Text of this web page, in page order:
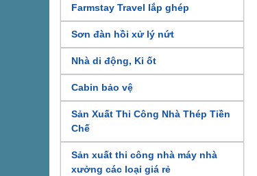
Farmstay Travel lắp ghép
Sơn đàn hồi xử lý nứt
Nhà di động, Ki ốt
Cabin bảo vệ
Sản Xuất Thi Công Nhà Thép Tiền
Chế
Sản xuất thi công nhà máy nhà
xưởng các loại giá rẻ